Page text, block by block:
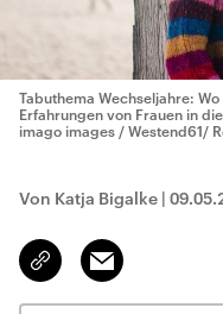
Tabuthema Wechseljahre:
Erfahrungen von Frauen in
imago images / Westend61/
Von Katja Bigalke |
Link
kopieren/teilen
Email